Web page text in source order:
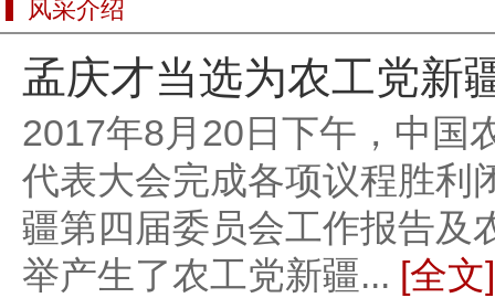
风采介绍
孟庆才当选为农工党新
2017年8月20日下午，中国
代表大会完成各项议程胜利
疆第四届委员会工作报告及
举产生了农工党新疆... [全文]